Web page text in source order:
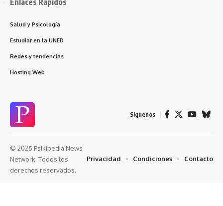
Salud y Psicología
Estudiar en la UNED
Redes y tendencias
Hosting Web
Síguenos
© 2025 Psikipedia News
Network. Todos los
derechos reservados.
Privacidad Condiciones Contacto